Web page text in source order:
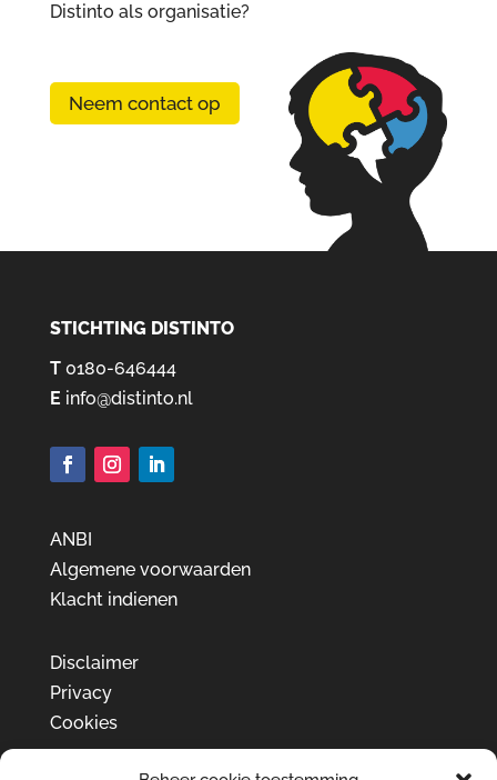
Distinto als organisatie?
Neem contact op
STICHTING DISTINTO
T0180-646444
E info@distinto.nl
ANBI
Algemene voorwaarden
Klacht indienen
Disclaimer
Privacy
Cookies